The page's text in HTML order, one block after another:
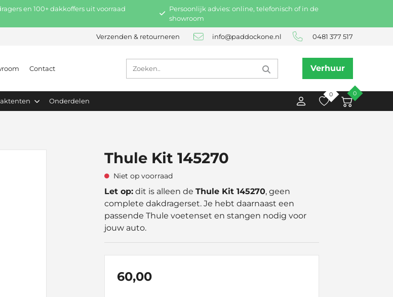
en 100+ dakkoffers uit voorraad
Persoonlijk advies: online, telefonisch of in de
showroom
Verzenden & retourneren info@paddockone.nl 0481 377 517
Contact Verhuur
Onderdelen
0 0
Thule Kit 145270
Niet op voorraad
Let op:dit is alleen de Thule Kit 145270, geen
complete dakdragerset. Je hebt daarnaast een
passende Thule voetenset en stangen nodig voor
jouw auto.
60,00